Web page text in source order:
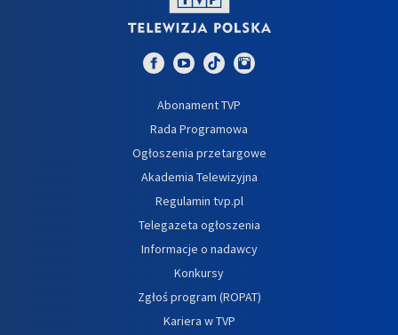
Abonament TVP
Rada Programowa
Ogłoszenia przetargowe
Akademia Telewizyjna
Regulamin tvp.pl
Telegazeta ogłoszenia
Informacje o nadawcy
Konkursy
Zgłoś program (ROPAT)
Kariera w TVP